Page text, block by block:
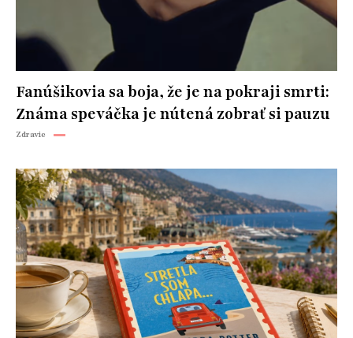
Fanúšikovia sa boja, že je na pokraji smrti:
Známa speváčka je nútená zobrať si pauzu
Zdravie